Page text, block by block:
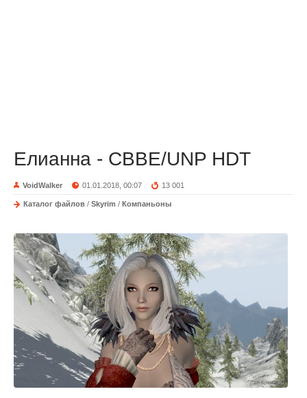
Елианна - CBBE/UNP HDT
VoidWalker 01.01.2018, 00:07 13 001
Каталог файлов / Skyrim / Компаньоны